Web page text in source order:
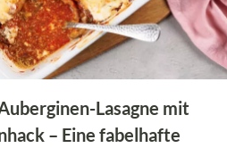
Lasagne mit
– Eine fabelhafte